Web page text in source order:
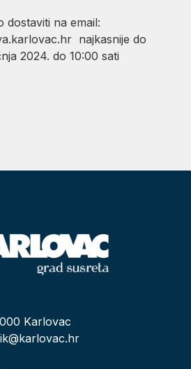
dostaviti na email:
najkasnije do
2024. do 10:00 sati
Karlovac